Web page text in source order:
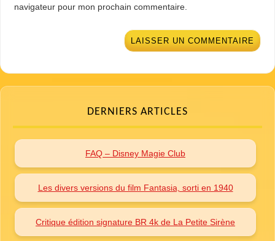
navigateur pour mon prochain commentaire.
DERNIERS ARTICLES
FAQ – Disney Magie Club
Les divers versions du film Fantasia, sorti en 1940
Critique édition signature BR 4k de La Petite Sirène